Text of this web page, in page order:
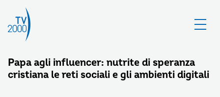
Papa agli influencer: nutrite di speranza
cristiana le reti sociali e gli ambienti digitali